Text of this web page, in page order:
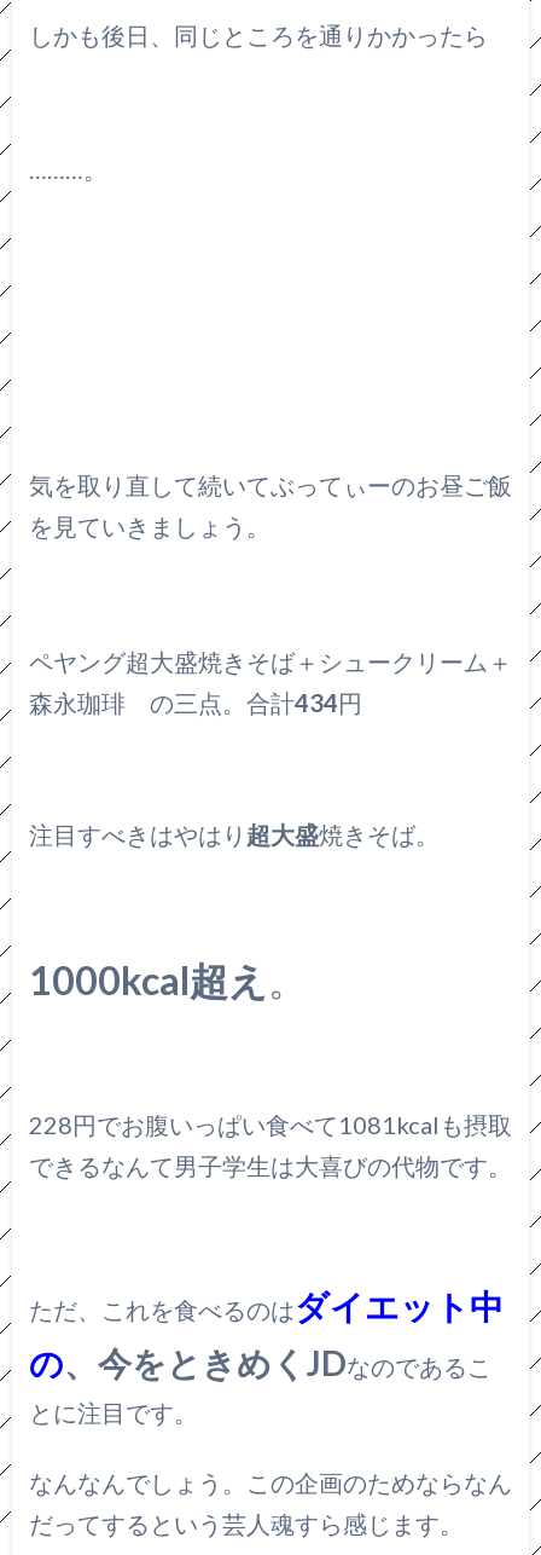
しかも後日、同じところを通りかかったら
………。
気を取り直して続いてぶってぃーのお昼ご飯
を見ていきましょう。
ペヤング超大盛焼きそば＋シュークリーム＋
森永珈琲 の三点。合計434円
注目すべきはやはり 超大盛焼きそば。
1000kcal超え 。
228円でお腹いっぱい食べて1081kcalも摂取
できるなんて男子学生は大喜びの代物です。
ただ、これを食べるのはダイエット中
の、今をときめくJDなのであるこ
とに注目です。
なんなんでしょう。この企画のためならなん
だってするという芸人魂すら感じます。